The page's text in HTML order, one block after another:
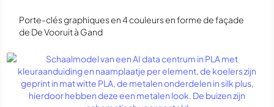
Porte-clés graphiques en 4 couleurs en forme de façade
de De Vooruit à Gand